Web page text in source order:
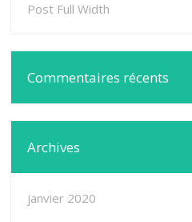
Post Full Width
Commentaires récents
Archives
janvier 2020